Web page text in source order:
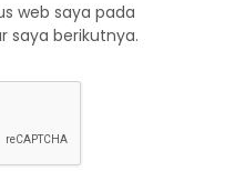
web saya pada
saya berikutnya.